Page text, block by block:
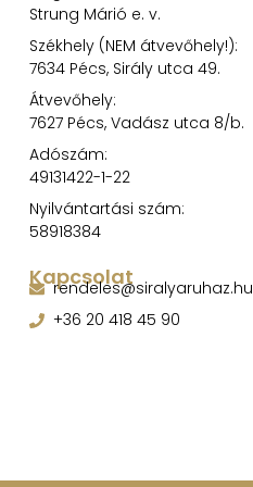
Kapcsolat
rendeles@siralyaruhaz.hu
+36 20 418 45 90
Strung Márió e. v.
Székhely (NEM átvevőhely!):
7634 Pécs, Sirály utca 49.
Átvevőhely:
7627 Pécs, Vadász utca 8/b.
Adószám:
49131422-1-22
Nyilvántartási szám:
58918384